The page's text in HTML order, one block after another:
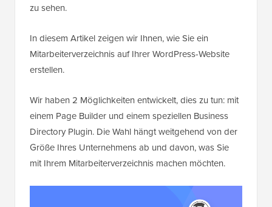
zu sehen.
In diesem Artikel zeigen wir Ihnen, wie Sie ein
Mitarbeiterverzeichnis auf Ihrer WordPress-Website
erstellen.
Wir haben 2 Möglichkeiten entwickelt, dies zu tun: mit
einem Page Builder und einem speziellen Business
Directory Plugin. Die Wahl hängt weitgehend von der
Größe Ihres Unternehmens ab und davon, was Sie
mit Ihrem Mitarbeiterverzeichnis machen möchten.